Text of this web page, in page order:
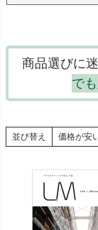
商品選びに
で
並び替え 価格が安